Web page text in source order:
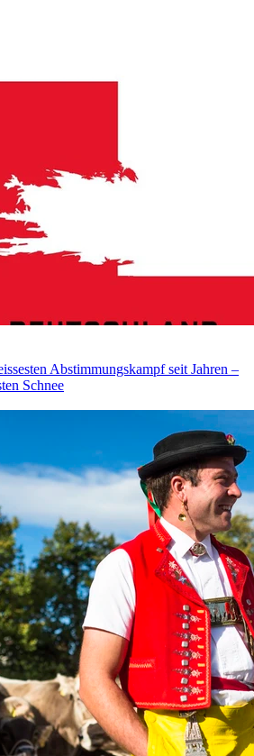
Abstimmungskampf seit Jahren –
Schnee